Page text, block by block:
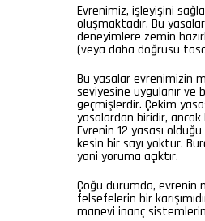
Evrenimiz, işleyişini
oluşmaktadır. Bu
deneyimlere zemin
(veya daha doğrusu
Bu yasalar evrenimizin
seviyesine uygulanır ve
geçmişlerdir. Çekim
yasalardan biridir, ancak
Evrenin 12 yasası
kesin bir sayı yoktur.
yani yoruma açıktır.
Çoğu durumda, evrenin
felsefelerin bir
manevi inanç